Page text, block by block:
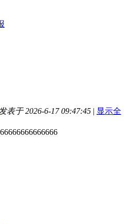
表于 2026-6-17 09:47:45 | 显示全